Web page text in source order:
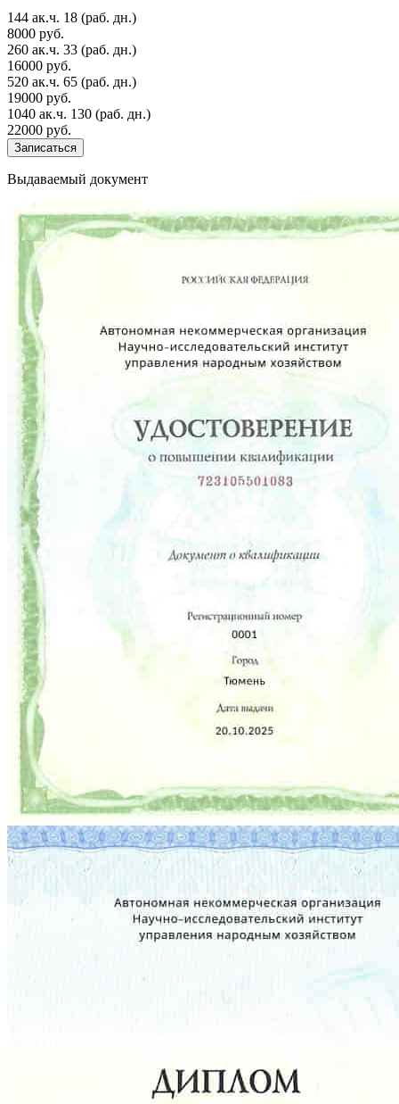
144 ак.ч. 18 (раб. дн.)
8000 руб.
260 ак.ч. 33 (раб. дн.)
16000 руб.
520 ак.ч. 65 (раб. дн.)
19000 руб.
1040 ак.ч. 130 (раб. дн.)
22000 руб.
Записаться
Выдаваемый документ